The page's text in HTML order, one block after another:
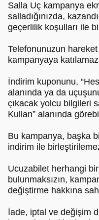
Salla Uç kampanya
salladığınızda,
geçerlilik koşulları ile
Telefonunuzun
kampanyaya
İndirim kuponunu,
alanında ya da
çıkacak yolcu bilgileri
Kullan” alanında
Bu kampanya, başka
indirim ile
Ucuzabilet herhangi
bulunmaksızın,
değiştirme hakkına
İade, iptal ve değişim